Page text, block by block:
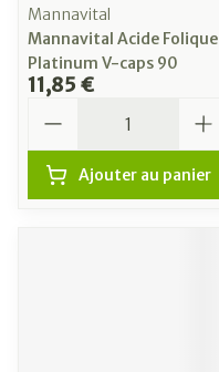
Mannavital
Mannavital Acide Folique
Platinum V-caps 90
11,85 €
Ajouter au panier